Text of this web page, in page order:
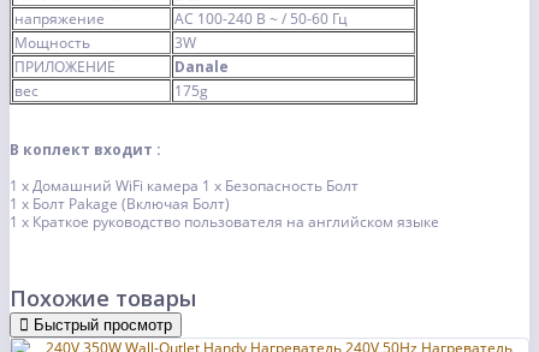
напряжение
AC 100-240 В ~ / 50-60 Гц
Мощность
3W
ПРИЛОЖЕНИЕ
Danale
вес
175g
В коплект входит :
1 x Домашний WiFi камера 1 x Безопасность Болт
1 x Болт Pakage (Включая Болт)
1 x Краткое руководство пользователя на английском языке
Похожие товары
Быстрый просмотр